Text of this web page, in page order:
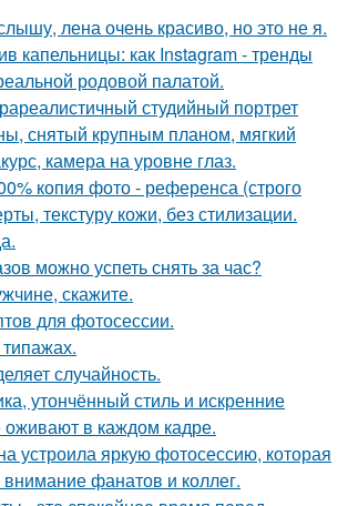
лена очень красиво, но это не я.
капельницы: как Instagram - тренды
родовой палатой.
студийный портрет
снятый крупным планом, мягкий
камера на уровне глаз.
копия фото - референса (строго
текстуру кожи, без стилизации.
можно успеть снять за час?
скажите.
для фотосессии.
случайность.
утончённый стиль и искренние
в каждом кадре.
устроила яркую фотосессию, которая
фанатов и коллег.